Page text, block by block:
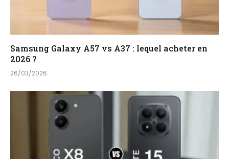
Samsung Galaxy A57 vs A37 : lequel acheter en
2026 ?
26/03/2026